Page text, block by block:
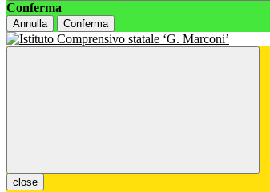
Conferma
Annulla Conferma
close